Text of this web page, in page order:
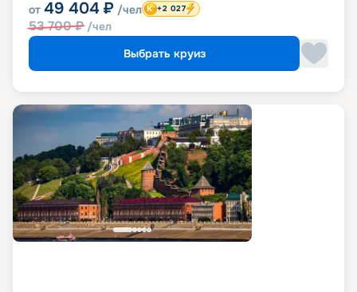
от 49 404 ₽ /чел
53 700₽ /чел
+2 027
Выбрать круиз